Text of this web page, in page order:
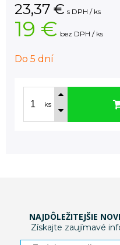
23,37 € s DPH / ks
19 € bez DPH / ks
Do 5 dní
ks
NAJDÔLEŽITEJŠIE
Získajte zaujímavé